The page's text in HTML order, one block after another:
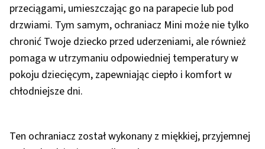
przeciągami, umieszczając go na parapecie lub pod
drzwiami. Tym samym, ochraniacz Mini może nie tylko
chronić Twoje dziecko przed uderzeniami, ale również
pomaga w utrzymaniu odpowiedniej temperatury w
pokoju dziecięcym, zapewniając ciepło i komfort w
chłodniejsze dni.
Ten ochraniacz został wykonany z miękkiej, przyjemnej